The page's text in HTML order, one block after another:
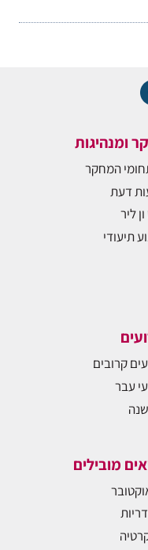
ומנהיגות
המחקר
דעת
ליר
תיעודי
קרובים
עבר
מובילים